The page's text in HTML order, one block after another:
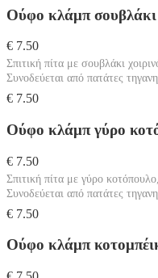
Ούφο κλάμπ σουβλάκι
€ 7.50
Σπιτική πίτα με σουβλάκι
Συνοδεύεται από πατάτες
€ 7.50
Ούφο κλάμπ γύρο
€ 7.50
Σπιτική πίτα με γύρο
Συνοδεύεται από πατάτες
€ 7.50
Ούφο κλάμπ